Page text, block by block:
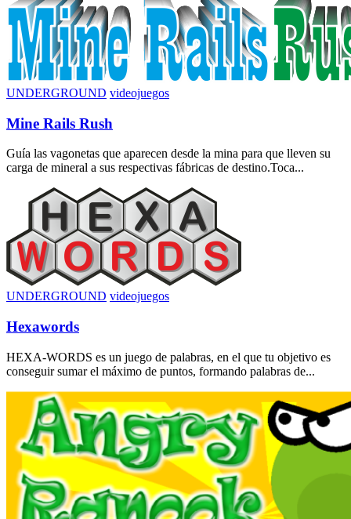
UNDERGROUND videojuegos
Mine Rails Rush
Guía las vagonetas que aparecen desde la mina para que lleven su
carga de mineral a sus respectivas fábricas de destino.Toca...
UNDERGROUND videojuegos
Hexawords
HEXA-WORDS es un juego de palabras, en el que tu objetivo es
conseguir sumar el máximo de puntos, formando palabras de...